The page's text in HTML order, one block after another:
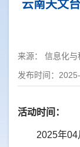
云南天文
来源： 信息化与
发布时间：
活动时间：
2025年04